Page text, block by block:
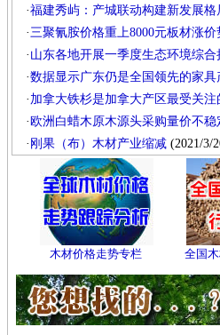
·福建秀屿：产城联动构建新发展格
·三聚氰胺价格重上8000元板材涨
· 山东各地开展一季度生态环境综合
·数据显示广东仍是全国领先的家具
· 加拿大铁杉是加拿大产区最受关注
· 欧洲白蜡木原木源头采购量价不稳
· 刚果（布）木材产业缩减 (2021/3/
木材价格走势专栏 全国